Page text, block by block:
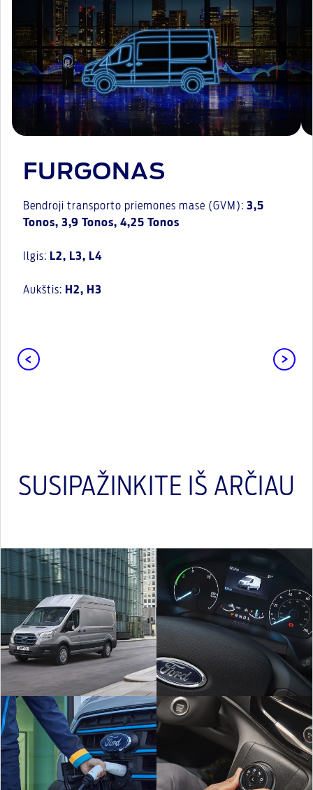
FURGONAS
Bendroji transporto priemonės masė (GVM): 3,5
Tonos, 3,9 Tonos, 4,25 Tonos
Ilgis: L2, L3, L4
Aukštis: H2, H3
SUSIPAŽINKITE IŠ ARČIAU